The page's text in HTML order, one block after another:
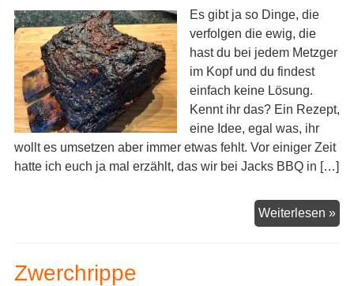
Es gibt ja so Dinge, die
verfolgen die ewig, die
hast du bei jedem Metzger
im Kopf und du findest
einfach keine Lösung.
Kennt ihr das? Ein Rezept,
eine Idee, egal was, ihr
wollt es umsetzen aber immer etwas fehlt. Vor einiger Zeit
hatte ich euch ja mal erzählt, das wir bei Jacks BBQ in […]
Weiterlesen »
Zwerchrippe